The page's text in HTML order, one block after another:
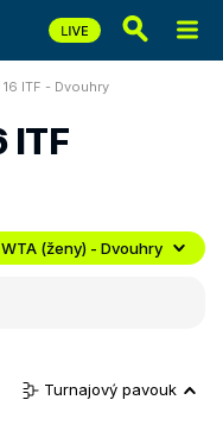
16 ITF - Dvouhry
ITF
WTA (ženy) - Dvouhry
Turnajový pavouk